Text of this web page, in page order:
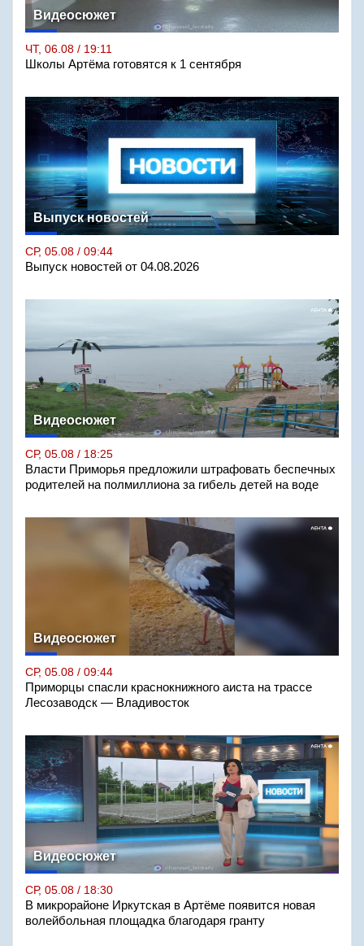
Видеосюжет
ЧТ, 06.08 / 19:11
Школы Артёма готовятся к 1 сентября
Выпуск новостей
СР, 05.08 / 09:44
Выпуск новостей от 04.08.2026
Видеосюжет
СР, 05.08 / 18:25
Власти Приморья предложили штрафовать беспечных
родителей на полмиллиона за гибель детей на воде
Видеосюжет
СР, 05.08 / 09:44
Приморцы спасли краснокнижного аиста на трассе
Лесозаводск — Владивосток
Видеосюжет
СР, 05.08 / 18:30
В микрорайоне Иркутская в Артёме появится новая
волейбольная площадка благодаря гранту